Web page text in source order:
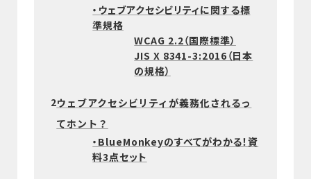
・ウェブアクセシビリティに関する標
準規格
WCAG 2.2（国際標準）
JIS X 8341-3:2016（日本
の規格）
2ウェブアクセシビリティが義務化されるっ
てホント？
・BlueMonkeyのすべてがわかる！資
料3点セット